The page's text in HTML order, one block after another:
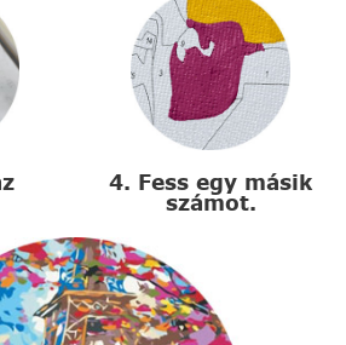
4. Fess egy másik
számot.